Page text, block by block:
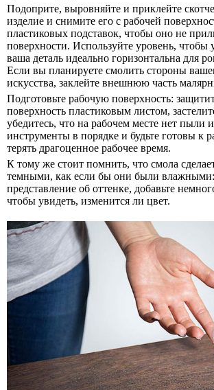
Подоприте, выровняйте и приклейте
изделие и снимите его с рабочей
пластиковых подставок, чтобы оно не
поверхности. Используйте уровень, чтобы
ваша деталь идеально горизонтальна для
Если вы планируете смолить стороны
искусства, заклейте внешнюю часть
Подготовьте рабочую поверхность:
поверхность пластиковым листом,
убедитесь, что на рабочем месте нет пыли
инструменты в порядке и будьте готовы к
терять драгоценное рабочее время.
К тому же стоит помнить, что смола
темными, как если бы они были
представление об оттенке, добавьте
чтобы увидеть, изменится ли цвет.